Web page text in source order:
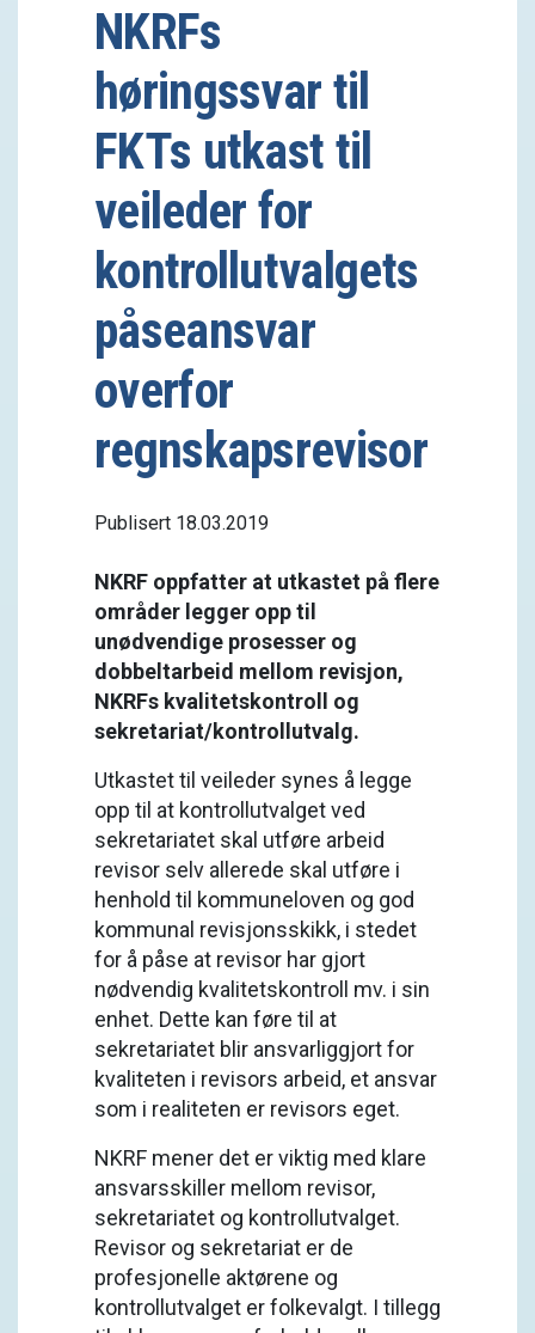
NKRFs
høringssvar til
FKTs utkast til
veileder for
kontrollutvalgets
påseansvar
overfor
regnskapsrevisor
Publisert 18.03.2019
NKRF oppfatter at utkastet på flere
områder legger opp til
unødvendige prosesser og
dobbeltarbeid mellom revisjon,
NKRFs kvalitetskontroll og
sekretariat/kontrollutvalg.
Utkastet til veileder synes å legge
opp til at kontrollutvalget ved
sekretariatet skal utføre arbeid
revisor selv allerede skal utføre i
henhold til kommuneloven og god
kommunal revisjonsskikk, i stedet
for å påse at revisor har gjort
nødvendig kvalitetskontroll mv. i sin
enhet. Dette kan føre til at
sekretariatet blir ansvarliggjort for
kvaliteten i revisors arbeid, et ansvar
som i realiteten er revisors eget.
NKRF mener det er viktig med klare
ansvarsskiller mellom revisor,
sekretariatet og kontrollutvalget.
Revisor og sekretariat er de
profesjonelle aktørene og
kontrollutvalget er folkevalgt. I tillegg